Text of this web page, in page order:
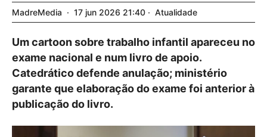
MadreMedia 17 jun 2026 21:40 Atualidade
Um cartoon sobre trabalho infantil apareceu no
exame nacional e num livro de apoio.
Catedrático defende anulação; ministério
garante que elaboração do exame foi anterior à
publicação do livro.